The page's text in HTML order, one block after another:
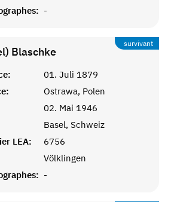
-
survivant
Blaschke
01. Juli 1879
Ostrawa, Polen
02. Mai 1946
Basel, Schweiz
LEA:
6756
Völklingen
-